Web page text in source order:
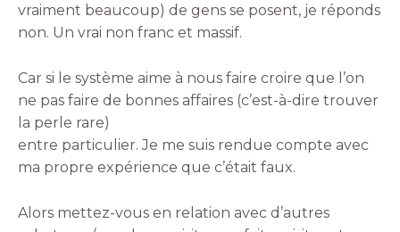
vraiment beaucoup) de gens se posent, je réponds
non. Un vrai non franc et massif.
Car si le système aime à nous faire croire que l’on
ne pas faire de bonnes affaires (c’est-à-dire trouver
la perle rare)
entre particulier. Je me suis rendue compte avec
ma propre expérience que c’était faux.
Alors mettez-vous en relation avec d’autres